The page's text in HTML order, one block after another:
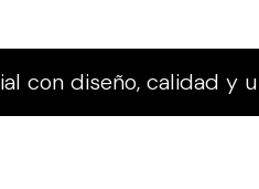
con diseño, calidad y